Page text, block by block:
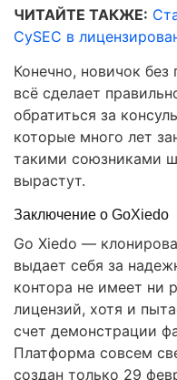
ЧИТАЙТЕ ТАКЖЕ:
CySEC в
Конечно, новичок
всё сделает
обратиться за
которые много лет
такими союзниками
вырастут.
Заключение о GoXiedo
Go Xiedo —
выдает себя за
контора не имеет ни
лицензий, хотя и
счет демонстрации
Платформа совсем
создан только 29